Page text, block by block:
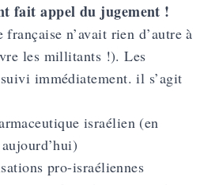
fait appel du jugement !
n’avait rien d’autre à
les millitants !). Les
immédiatement. il s’agit
israélien (en
pro-israéliennes